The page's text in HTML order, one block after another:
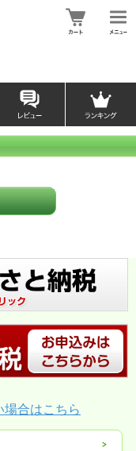
場合はこちら